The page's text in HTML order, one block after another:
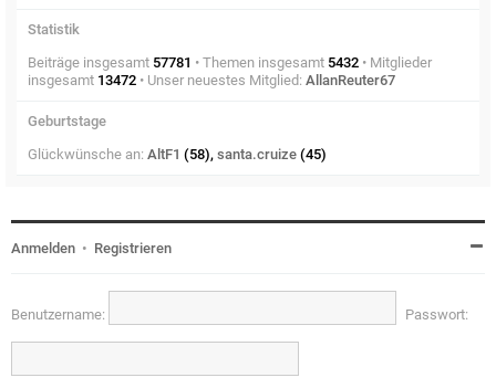
Statistik
Beiträge insgesamt 57781 • Themen insgesamt 5432 • Mitglieder
insgesamt 13472 • Unser neuestes Mitglied: AllanReuter67
Geburtstage
Glückwünsche an: AltF1 (58), santa.cruize (45)
Anmelden • Registrieren
Benutzername: Passwort: